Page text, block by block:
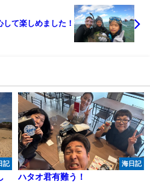
て楽しめました！
記 海日記
ハタオ君有難う！